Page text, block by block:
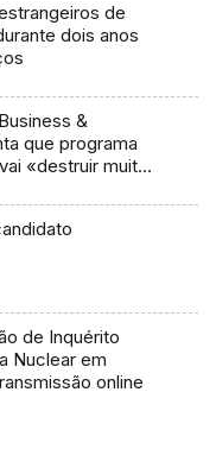
de
dois anos
&
que programa
«destruir muito»
de Inquérito
Nuclear em
online